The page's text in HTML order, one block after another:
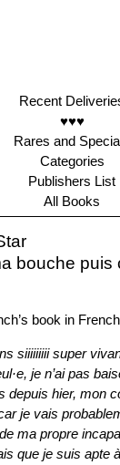
Recent
♥♥♥
Rares and
Categories
Publishers List
All Books
bouche puis
book in
siiiiiiiii super
je n’ai pas
depuis hier, mon
je vais
ma propre
que je suis apte